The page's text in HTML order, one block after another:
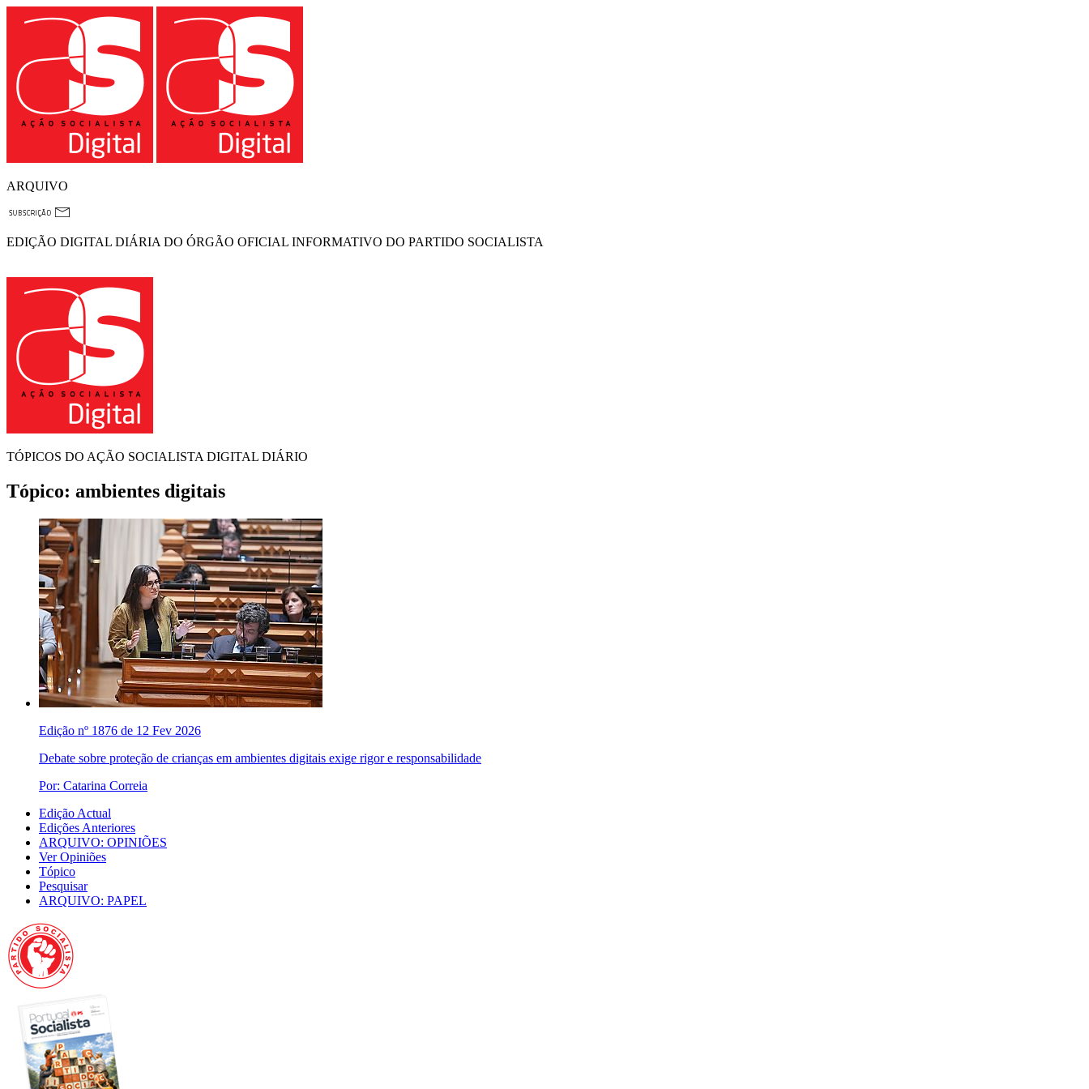
ARQUIVO
EDIÇÃO DIGITAL DIÁRIA DO ÓRGÃO OFICIAL INFORMATIVO DO PARTIDO SOCIALISTA
TÓPICOS DO AÇÃO SOCIALISTA DIGITAL DIÁRIO
Tópico: ambientes digitais
Edição nº 1876 de 12 Fev 2026
Debate sobre proteção de crianças em ambientes digitais exige rigor e responsabilidade
Por: Catarina Correia
Edição Actual
Edições Anteriores
ARQUIVO: OPINIÕES
Ver Opiniões
Tópico
Pesquisar
ARQUIVO: PAPEL